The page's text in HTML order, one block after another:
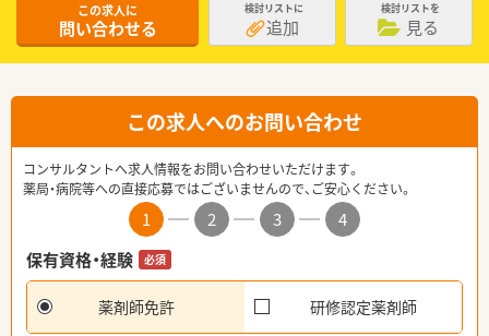
この求人に
問い合わせる
検討リストに
追加
検討リストを
見る
この求人へのお問い合わせ
コンサルタントへ求人情報をお問い合わせいただけます。
薬局・病院等への直接応募ではございませんので、ご安心ください。
1 2 3
4
保有資格・経験
必須
薬剤師免許 研修認定薬剤師